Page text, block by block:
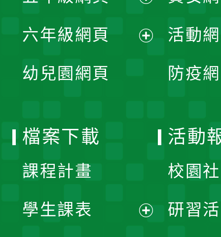
單
開
選
開
六年級網頁
幼兒園網頁
活動
防疫
檔案下載
課程計畫
學生課表
活動
校園
研習